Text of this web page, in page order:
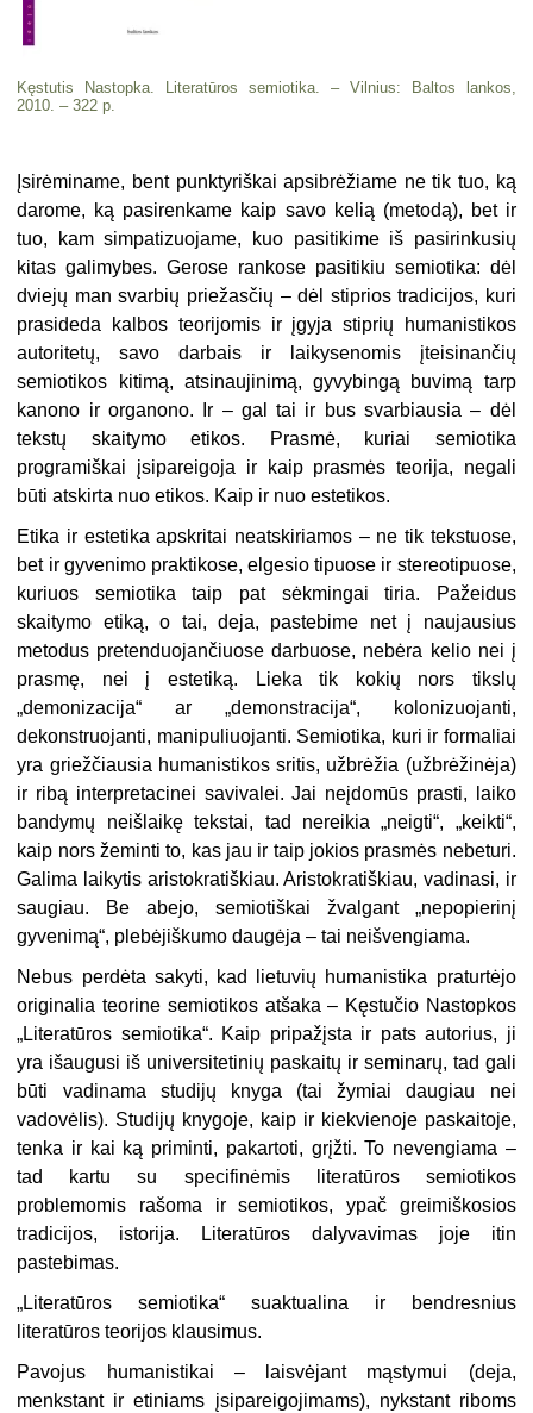
Kęstutis Nastopka. Literatūros semiotika. – Vilnius: Baltos lankos,
2010. – 322 p.
Įsirėminame, bent punktyriškai apsibrėžiame ne tik tuo, ką
darome, ką pasirenkame kaip savo kelią (metodą), bet ir
tuo, kam simpatizuojame, kuo pa­sitikime iš pasirinkusių
kitas galimybes. Gerose rankose pasitikiu semiotika: dėl
dviejų man svarbių priežasčių – dėl stiprios tradicijos, kuri
prasideda kalbos teorijomis ir įgyja stiprių humanistikos
autoritetų, savo darbais ir laikysenomis įteisinančių
semiotikos kitimą, atsinau­jinimą, gyvybingą buvimą tarp
kanono ir organono. Ir – gal tai ir bus svarbiau­sia – dėl
tekstų skaitymo etikos. Prasmė, kuriai semiotika
programiškai įsipa­reigoja ir kaip prasmės teorija, negali
būti atskirta nuo etikos. Kaip ir nuo estetikos.
Etika ir estetika apskritai neatski­riamos – ne tik tekstuose,
bet ir gyve­nimo praktikose, elgesio tipuose ir stereotipuose,
kuriuos semiotika taip pat sėkmingai tiria. Pažeidus
skaitymo etiką, o tai, deja, pastebime net į nau­jausius
metodus pretenduojančiuose darbuose, nebėra kelio nei į
prasmę, nei į estetiką. Lieka tik kokių nors tikslų
„demonizacija“ ar „demonstracija“, ko­lonizuojanti,
dekonstruojanti, mani­puliuojanti. Semiotika, kuri ir formaliai
yra griežčiausia humanistikos sritis, užbrėžia (užbrėžinėja)
ir ribą interpre­tacinei savivalei. Jai neįdomūs prasti, laiko
bandymų neišlaikę tekstai, tad nereikia „neigti“, „keikti“,
kaip nors žeminti to, kas jau ir taip jokios pras­mės nebeturi.
Galima laikytis aristo­kratiškiau. Aristokratiškiau, vadinasi, ir
saugiau. Be abejo, semiotiškai žvalgant „nepopierinį
gyvenimą“, plebėjiš­kumo daugėja – tai neišvengiama.
Nebus perdėta sakyti, kad lietuvių humanistika praturtėjo
originalia teo­rine semiotikos atšaka – Kęstučio Nas­topkos
„Literatūros semiotika“. Kaip pripažįsta ir pats autorius, ji
yra išau­gusi iš universitetinių paskaitų ir seminarų, tad gali
būti vadinama studijų knyga (tai žymiai daugiau nei
vadovėlis). Studijų knygoje, kaip ir kiekvienoje paskaitoje,
tenka ir kai ką priminti, pakartoti, grįžti. To neven­giama –
tad kartu su specifinėmis lite­ratūros semiotikos
problemomis rašo­ma ir semiotikos, ypač greimiškosios
tradicijos, istorija. Literatūros daly­vavimas joje itin
pastebimas.
„Literatūros semiotika“ suaktuali­na ir bendresnius
literatūros teorijos klausimus.
Pavojus humanistikai – laisvėjant mąstymui (deja,
menkstant ir etiniams įsipareigojimams), nykstant riboms